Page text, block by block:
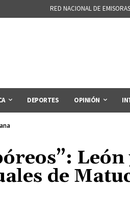
RED NACIONAL DE EMISORAS
DEPORTES OPINIÓN
de